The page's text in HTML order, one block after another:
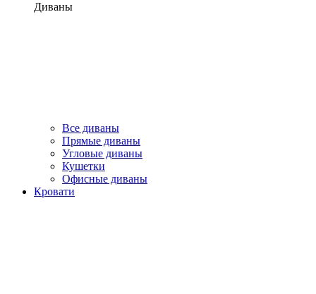
Диваны
Все диваны
Прямые диваны
Угловые диваны
Кушетки
Офисные диваны
Кровати